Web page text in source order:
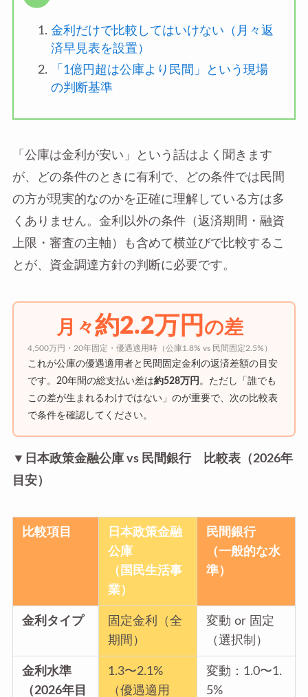
金利だけで比較してはいけない（月々返
済早見表を設置）
「1億円超は公庫より民間」という現場
の判断基準
「公庫は金利が安い」という話はよく聞きます
が、どの条件のときに有利で、どの条件では民間
の方が現実的なのかを正確に理解している方は多
くありません。金利以外の条件（返済期間・融資
上限・審査の主軸）も含めて横並びで比較するこ
とが、資金調達方針の判断に必要です。
月々約2.2万円 の差
4,500万円・20年固定・優遇適用時（公庫1.8% vs 民間固定2.5%）
これが公庫の優遇適用者と民間固定金利の返済差額の目安
です。20年間の総支払い差は約528万円 。ただし「誰でも
この差が生まれるわけではない」のが重要で、次の比較表
で条件を確認してください。
▼日本政策金融公庫 vs 民間銀行 比較表（2026年
目安）
比較項目
日本政策金融
公庫
（国民生活事
業）
民間銀行
（一般的な水
準）
金利タイプ
固定金利（全
期間）
変動 or 固定
（選択制）
金利水準
（2026年目
1.3〜2.1%
（優遇適用
変動：1.0〜1.
5%